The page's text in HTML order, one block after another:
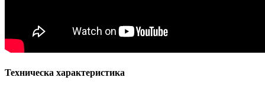
Техническа характеристика